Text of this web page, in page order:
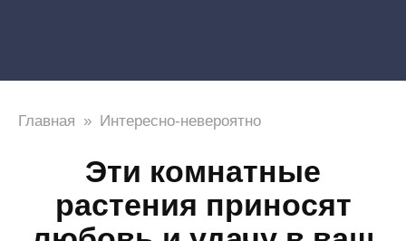
Главная » Интересно-невероятно
Эти комнатные
растения приносят